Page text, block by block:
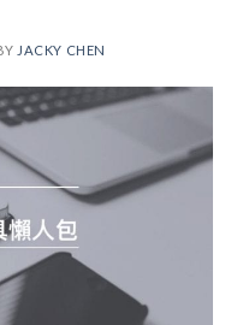
JACKY CHEN